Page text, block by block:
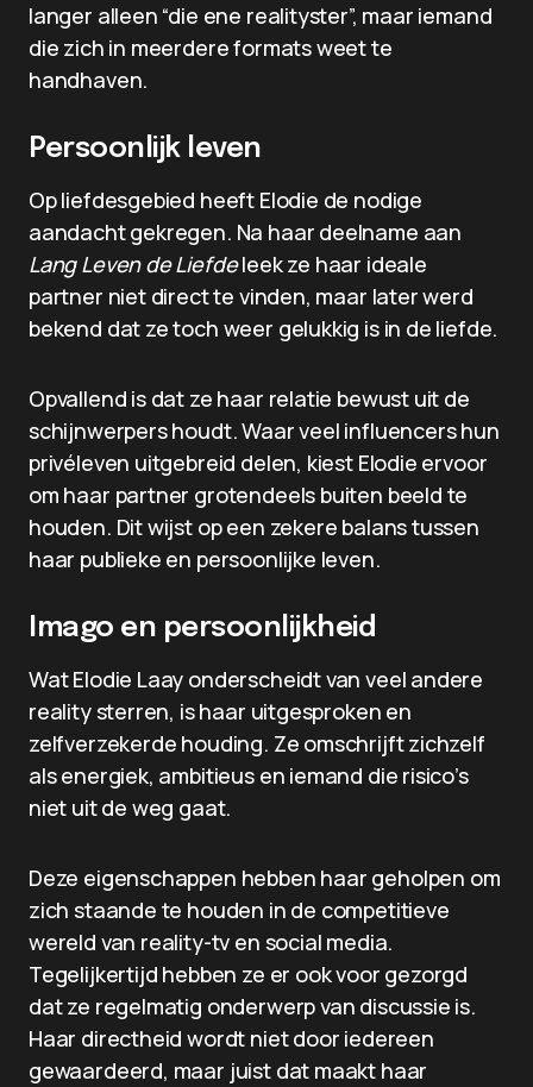
langer alleen “die ene realityster”, maar iemand
die zich in meerdere formats weet te
handhaven.
Persoonlijk leven
Op liefdesgebied heeft Elodie de nodige
aandacht gekregen. Na haar deelname aan
Lang Leven de Liefdeleek ze haar ideale
partner niet direct te vinden, maar later werd
bekend dat ze toch weer gelukkig is in de liefde.
Opvallend is dat ze haar relatie bewust uit de
schijnwerpers houdt. Waar veel influencers hun
privéleven uitgebreid delen, kiest Elodie ervoor
om haar partner grotendeels buiten beeld te
houden. Dit wijst op een zekere balans tussen
haar publieke en persoonlijke leven.
Imago en persoonlijkheid
Wat Elodie Laay onderscheidt van veel andere
reality sterren, is haar uitgesproken en
zelfverzekerde houding. Ze omschrijft zichzelf
als energiek, ambitieus en iemand die risico’s
niet uit de weg gaat.
Deze eigenschappen hebben haar geholpen om
zich staande te houden in de competitieve
wereld van reality-tv en social media.
Tegelijkertijd hebben ze er ook voor gezorgd
dat ze regelmatig onderwerp van discussie is.
Haar directheid wordt niet door iedereen
gewaardeerd, maar juist dat maakt haar